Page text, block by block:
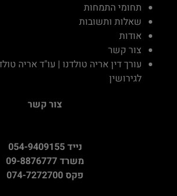
תחומי התמחות
שאלות ותשובות
אודות
צור קשר
עורך דין אריה טולדנו | עו"ד אריה
לגירושין
צור קשר
נייד 054-9409155
משרד 09-8876777
פקס 074-7272700